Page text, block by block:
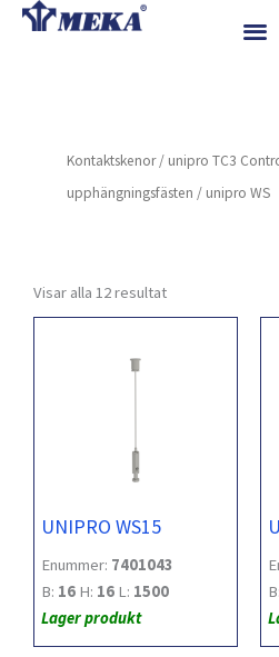
Hoppa
Referenser
Nyheter
Kontakt
Kontaktskenor/ unipro TC3
upphängningsfästen / unipro WS
Visar alla 12 resultat
UNIPRO WS15
Enummer: 7401043
B: 16 H: 16 L: 1500
Lager produkt
B: